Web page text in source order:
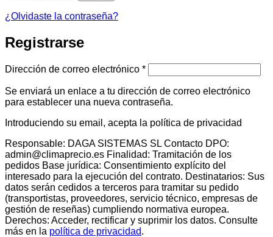
¿Olvidaste la contraseña?
Registrarse
Dirección de correo electrónico *Obligatorio
Se enviará un enlace a tu dirección de correo electrónico
para establecer una nueva contraseña.
Introduciendo su email, acepta la política de privacidad
Responsable: DAGA SISTEMAS SL Contacto DPO:
admin@climaprecio.es Finalidad: Tramitación de los
pedidos Base jurídica: Consentimiento explícito del
interesado para la ejecución del contrato. Destinatarios: Sus
datos serán cedidos a terceros para tramitar su pedido
(transportistas, proveedores, servicio técnico, empresas de
gestión de reseñas) cumpliendo normativa europea.
Derechos: Acceder, rectificar y suprimir los datos. Consulte
más en la política de privacidad.